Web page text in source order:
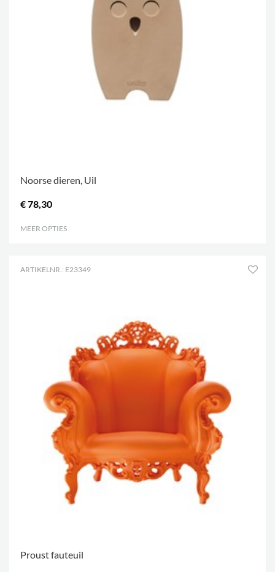
Noorse dieren, Uil
€ 78,30
MEER OPTIES
ARTIKELNR.: E23349
Proust fauteuil